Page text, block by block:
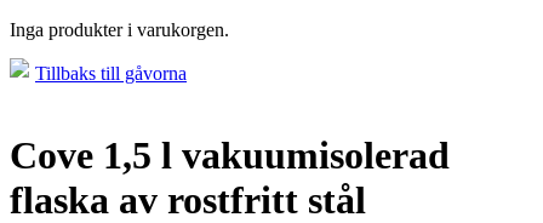
Inga produkter i varukorgen.
Tillbaks till gåvorna
Cove 1,5 l vakuumisolerad
flaska av rostfritt stål